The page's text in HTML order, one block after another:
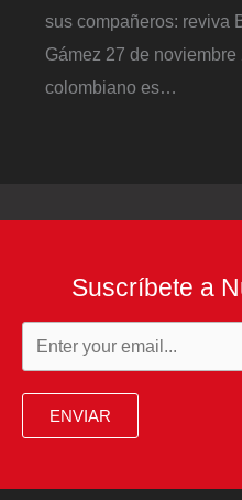
sus compañeros: reviva
Gámez 27 de
colombiano es…
Suscríbete a
ENVIAR